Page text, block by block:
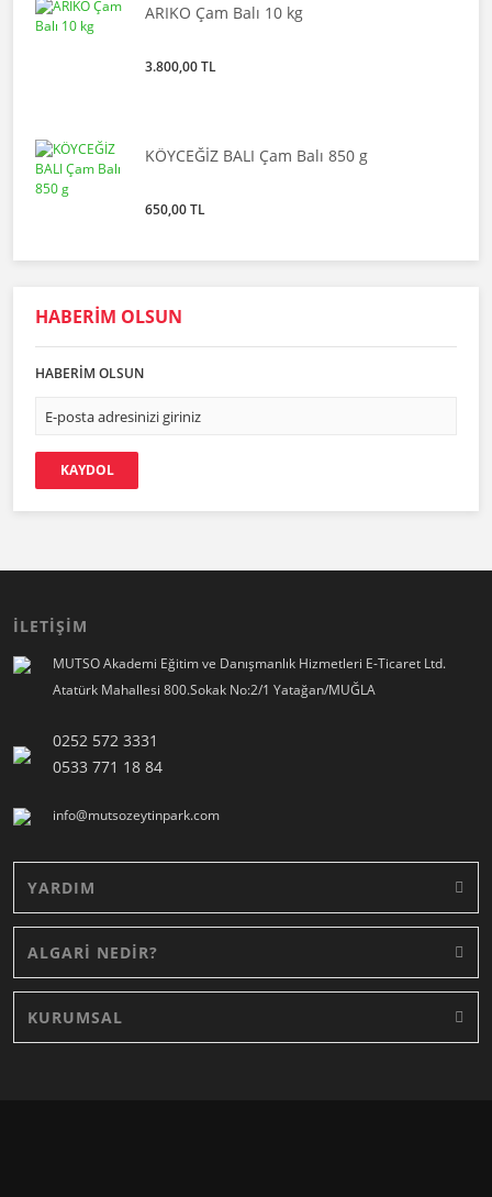
ARIKO Çam Balı 10 kg
3.800,00 TL
KÖYCEĞİZ BALI Çam Balı 850 g
650,00 TL
HABERİM OLSUN
HABERİM OLSUN
KAYDOL
İLETİŞİM
MUTSO Akademi Eğitim ve Danışmanlık Hizmetleri E-Ticaret Ltd.
Atatürk Mahallesi 800.Sokak No:2/1 Yatağan/MUĞLA
0252 572 3331
0533 771 18 84
info@mutsozeytinpark.com
YARDIM
ALGARİ NEDİR?
KURUMSAL